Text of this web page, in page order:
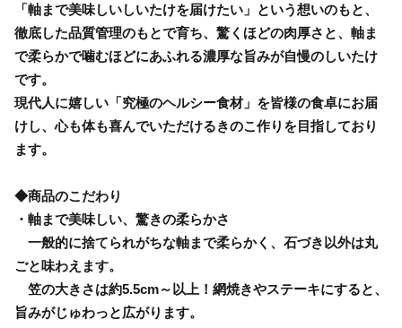
「軸まで美味しいしいたけを届けたい」という想いのもと、
徹底した品質管理のもとで育ち、驚くほどの肉厚さと、軸ま
で柔らかで噛むほどにあふれる濃厚な旨みが自慢のしいたけ
です。
現代人に嬉しい「究極のヘルシー食材」を皆様の食卓にお届
けし、心も体も喜んでいただけるきのこ作りを目指しており
ます。
◆商品のこだわり
・軸まで美味しい、驚きの柔らかさ
一般的に捨てられがちな軸まで柔らかく、石づき以外は丸
ごと味わえます。
笠の大きさは約5.5cm～以上！網焼きやステーキにすると、
旨みがじゅわっと広がります。